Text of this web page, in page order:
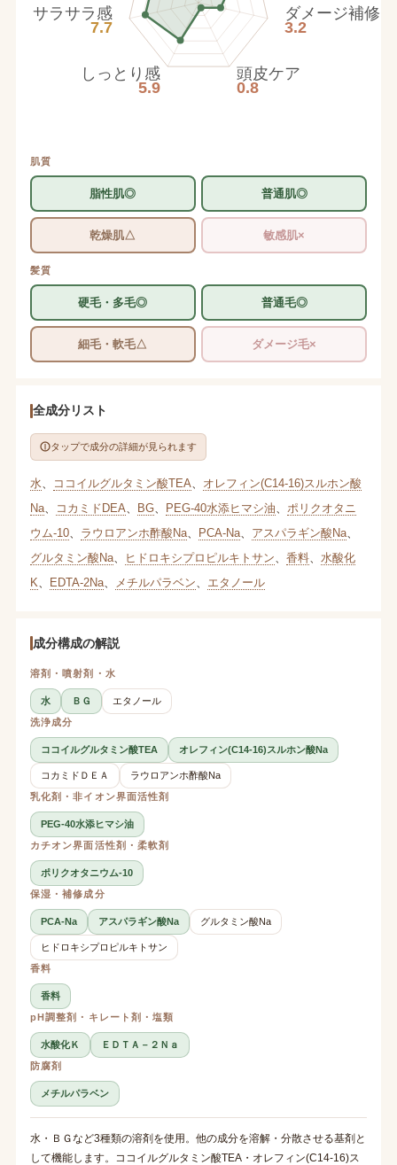
ダメージ補修
3.2
頭皮ケア
0.8
しっとり感
5.9
サラサラ感
7.7
肌質
脂性肌◎ 普通肌◎
乾燥肌△ 敏感肌×
髪質
硬毛・多毛◎ 普通毛◎
細毛・軟毛△ ダメージ毛×
全成分リスト
タップで成分の詳細が見られます
水 ココイルグルタミン酸TEA
オレフィン(C14-16)スルホン酸
Na、 コカミドDEA BG、 PEG-40水添ヒマシ油
ポリクオタニ
ウム-10、 ラウロアンホ酢酸Na、 PCA-Na、 アスパラギン酸Na、
グルタミン酸Na、 ヒドロキシプロピルキトサン 香料、 水酸化
K
EDTA-2Na、 メチルパラベン エタノール
成分構成の解説
溶剤・噴射剤・水
水 ＢＧ
エタノール
洗浄成分
ココイルグルタミン酸TEA オレフィン(C14-16)スルホン酸Na
コカミドＤＥＡ
ラウロアンホ酢酸Na
乳化剤・非イオン界面活性剤
PEG-40水添ヒマシ油
カチオン界面活性剤・柔軟剤
ポリクオタニウム-10
保湿・補修成分
PCA-Na アスパラギン酸Na グルタミン酸Na
ヒドロキシプロピルキトサン
香料
香料
pH調整剤・キレート剤・塩類
水酸化Ｋ
ＥＤＴＡ－２Ｎａ
防腐剤
メチルパラベン
水・ＢＧなど3種類の溶剤を使用。他の成分を溶解・分散させる基剤と
して機能します。ココイルグルタミン酸TEA・オレフィン(C14-16)ス